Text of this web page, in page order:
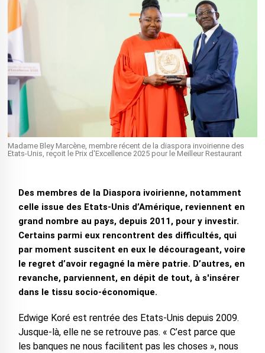
Madame Bley Marcène, membre récent de la diaspora invoirienne des
Etats-Unis, reçoit le Prix d'Excellence 2025 pour le Meilleur Restaurant
Des membres de la Diaspora ivoirienne, notamment
celle issue des Etats-Unis d’Amérique, reviennent en
grand nombre au pays, depuis 2011, pour y investir.
Certains parmi eux rencontrent des difficultés, qui
par moment suscitent en eux le décourageant, voire
le regret d’avoir regagné la mère patrie. D’autres, en
revanche, parviennent, en dépit de tout, à s'insérer
dans le tissu socio-économique.
Edwige Koré est rentrée des Etats-Unis depuis 2009.
Jusque-là, elle ne se retrouve pas. « C’est parce que
les banques ne nous facilitent pas les choses », nous